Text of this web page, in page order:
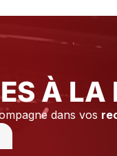
leur
et leur
À LA
dans vos